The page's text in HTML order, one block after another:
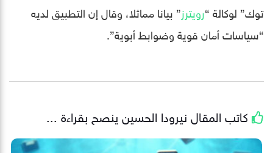
توك” لوكالة “رويترز” بيانا مماثلا، وقال إن التطبيق لديه
“سياسات أمان قوية وضوابط أبوية”.
كاتب المقال نيرودا الحسين ينصح بقراءة ...